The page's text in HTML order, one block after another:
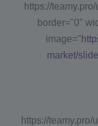
https://
border="0"
image="
market/
https://